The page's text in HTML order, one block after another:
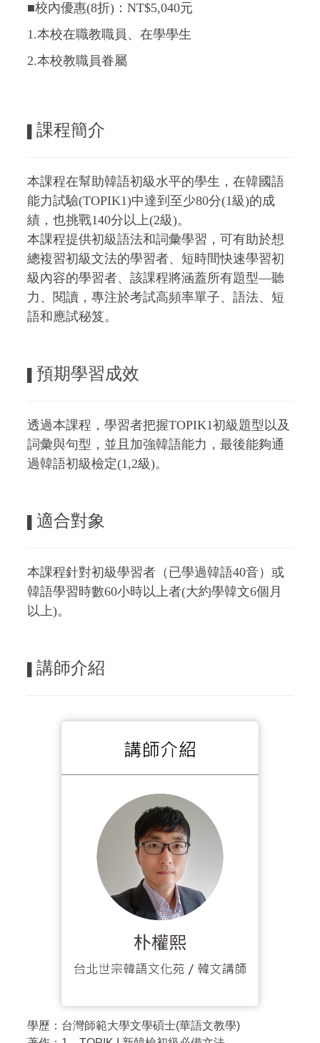
■校內優惠(8折)：NT$5,040元
1.本校在職教職員、在學學生
2.本校教職員眷屬
課程簡介
本課程在幫助韓語初級水平的學生，在韓國語
能力試驗(TOPIK1)中達到至少80分(1級)的成
績，也挑戰140分以上(2級)。
本課程提供初級語法和詞彙學習，可有助於想
總複習初級文法的學習者、短時間快速學習初
級內容的學習者、該課程將涵蓋所有題型—聽
力、閱讀，專注於考試高頻率單子、語法、短
語和應試秘笈。
預期學習成效
透過本課程，學習者把握TOPIK1初級題型以及
詞彙與句型，並且加強韓語能力，最後能夠通
過韓語初級檢定(1,2級)。
適合對象
本課程針對初級學習者（已學過韓語40音）或
韓語學習時數60小時以上者(大約學韓文6個月
以上)。
講師介紹
學歷：台灣師範大學文學碩士(華語文教學)